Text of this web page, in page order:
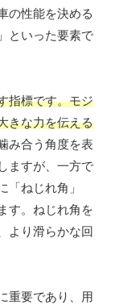
の性能を決める
といった要素で
指標です。モジ
きな力を伝える
み合う角度を表
ますが、一方で
ねじれ角」
す。ねじれ角を
より滑らかな回
重要であり、用